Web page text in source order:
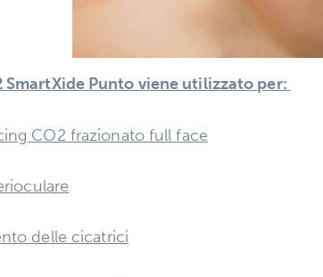
SmartXide Punto viene utilizzato per:
CO2 frazionato full face
delle cicatrici